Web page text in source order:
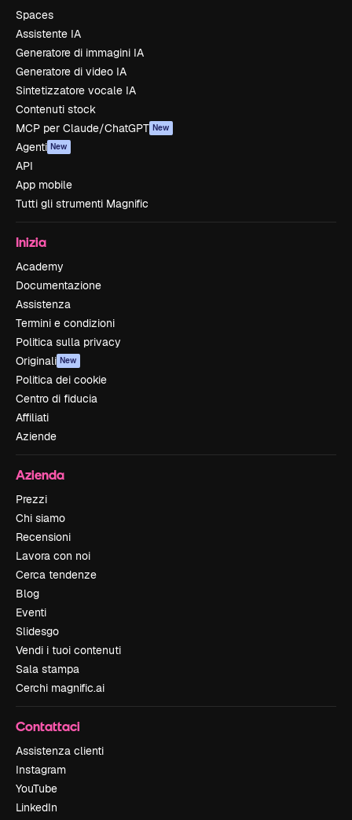
Spaces
Assistente IA
Generatore di immagini IA
Generatore di video IA
Sintetizzatore vocale IA
Contenuti stock
MCP per Claude/ChatGPT New
Agenti New
API
App mobile
Tutti gli strumenti Magnific
Inizia
Academy
Documentazione
Assistenza
Termini e condizioni
Politica sulla privacy
Originali New
Politica dei cookie
Centro di fiducia
Affiliati
Aziende
Azienda
Prezzi
Chi siamo
Recensioni
Lavora con noi
Cerca tendenze
Blog
Eventi
Slidesgo
Vendi i tuoi contenuti
Sala stampa
Cerchi magnific.ai
Contattaci
Assistenza clienti
Instagram
YouTube
LinkedIn